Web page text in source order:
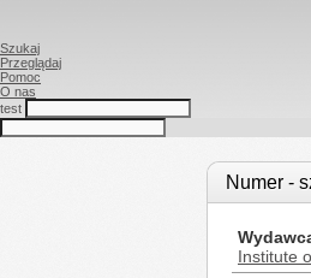
Szukaj
Przeglądaj
Pomoc
O nas
test
Numer -
Institute